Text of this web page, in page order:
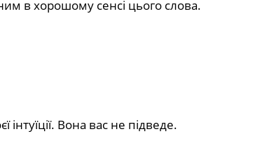
в хорошому сенсі цього слова.
інтуїції. Вона вас не підведе.